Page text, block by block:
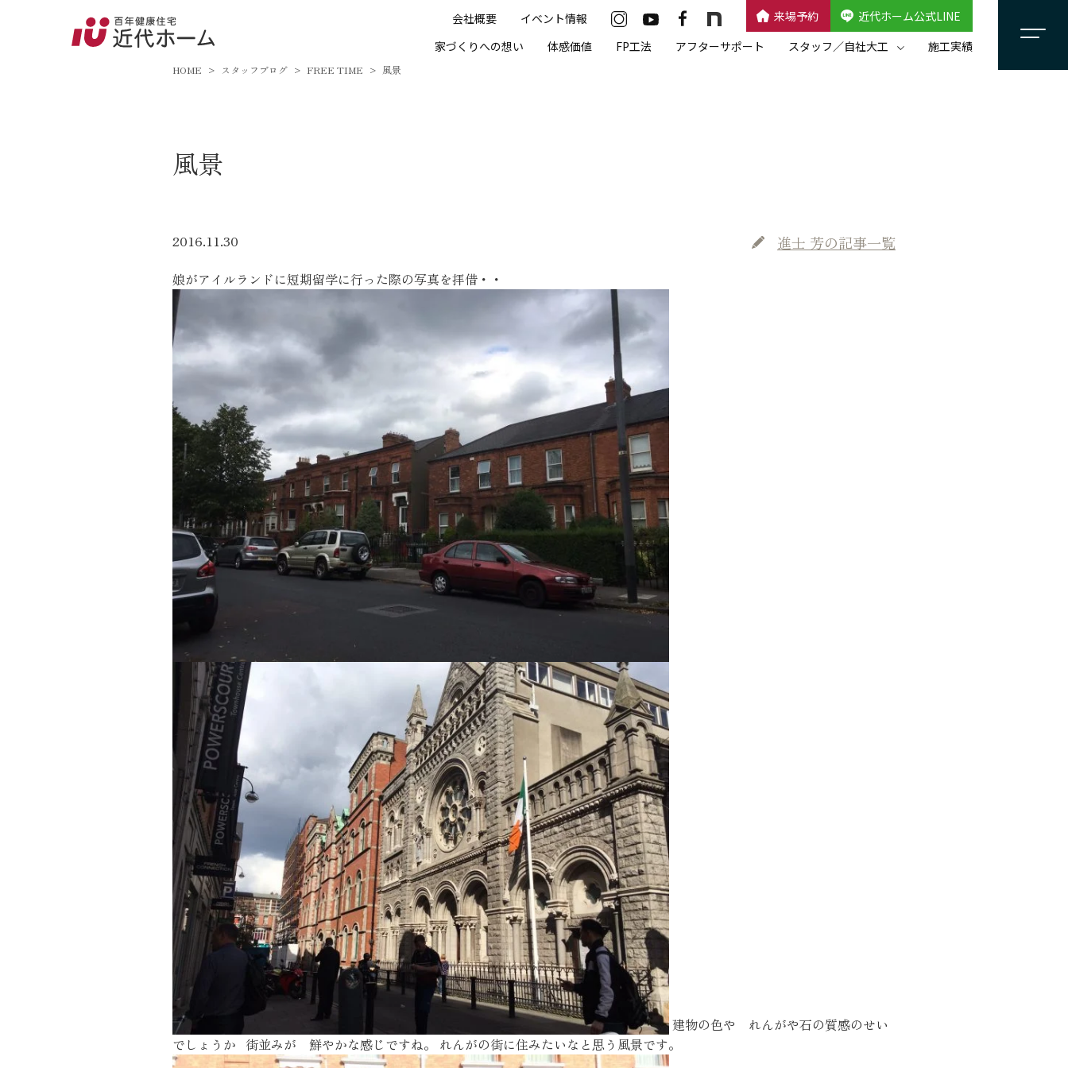
会社概要 イベント情報 来場予約
近代ホーム公式LINE
家づくりへの想い
体感価値 FP工法 アフターサポート スタッフ／自社大工 施工実績
近代ホーム公式LINE
CLOSE×
家づくりへの想い
アフターサポート
無結露50年保証
モデルハウス
お客様の声
住宅イベント情報 お知らせ
近代ホームについて
スタッフ紹介
自社大工集団「名匠会」
ホームオーナー様が集う会『100TOMO』
スタッフブログ
近代ホーム公式LINE
近代ホームの家づくりサポート
家づくりの流れ
アフターフォローコンシェルジュ
ベストバリューホーム
インテリアコーディネート
ZEHについて
SEGs近代ホームの取り組み
来場予約
オンライン相談
HOME スタッフブログ FREE TIME 風景
風景
2016.11.30 進士 芳の記事一覧
娘がアイルランドに短期留学に行った際の写真を拝借・・
建物の色や れんがや石の質感のせい
でしょうか 街並みが 鮮やかな感じですね。 れんがの街に住みたいなと思う風景です。